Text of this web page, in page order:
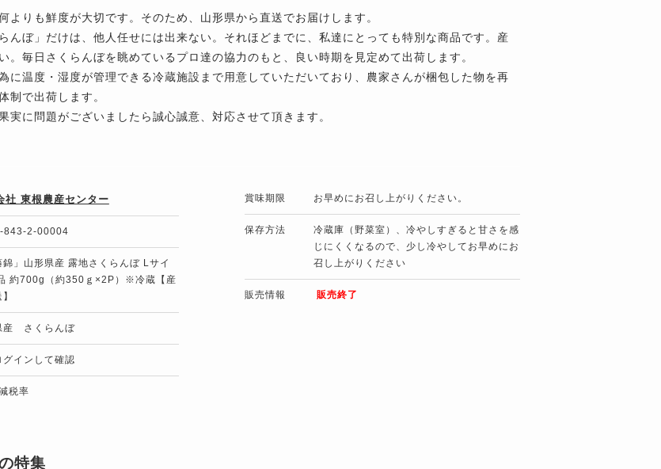
よりも鮮度が大切です。そのため、山形県から直送でお届けします。
んぼ」だけは、他人任せには出来ない。それほどまでに、私達にとっても特別な商品です。産
。毎日さくらんぼを眺めているプロ達の協力のもと、良い時期を見定めて出荷します。
に温度・湿度が管理できる冷蔵施設まで用意していただいており、農家さんが梱包した物を再
制で出荷します。
実に問題がございましたら誠心誠意、対応させて頂きます。
社 東根農産センター
843-2-00004
錦」山形県産 露地さくらんぼ Lサイ
約700g（約350ｇ×2P）※冷蔵【産
産 さくらんぼ
グインして確認
税率
賞味期限 お早めにお召し上がりください。
保存方法
冷蔵庫（野菜室）、冷やしすぎると甘さを感
じにくくなるので、少し冷やしてお早めにお
召し上がりください
販売情報 販売終了
特集